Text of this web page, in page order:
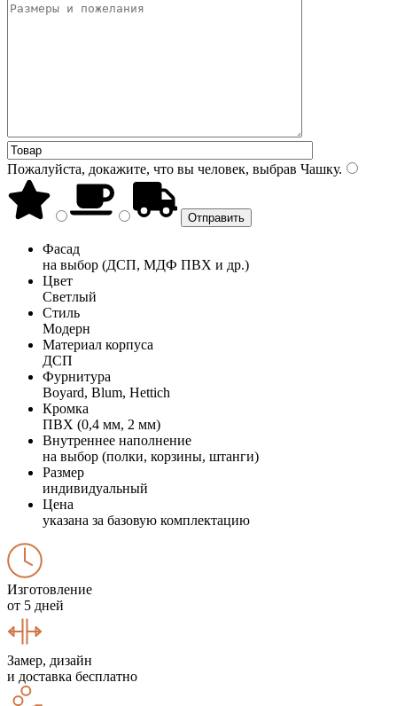
Пожалуйста, докажите, что вы человек, выбрав Чашку.
Фасад
на выбор (ДСП, МДФ ПВХ и др.)
Цвет
Светлый
Стиль
Модерн
Материал корпуса
ДСП
Фурнитура
Boyard, Blum, Hettich
Кромка
ПВХ (0,4 мм, 2 мм)
Внутреннее наполнение
на выбор (полки, корзины, штанги)
Размер
индивидуальный
Цена
указана за базовую комплектацию
Изготовление
от 5 дней
Замер, дизайн
и доставка бесплатно